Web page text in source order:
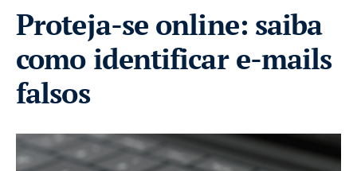
Proteja-se online: saiba
como identificar e-mails
falsos